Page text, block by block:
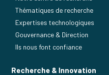
Thématiques de recherche
Expertises technologiques
Gouvernance & Direction
Ils nous font confiance
Recherche & Innovation